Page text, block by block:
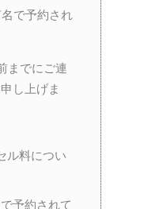
で予約され
までにご連
し上げま
ル料につい
予約されて